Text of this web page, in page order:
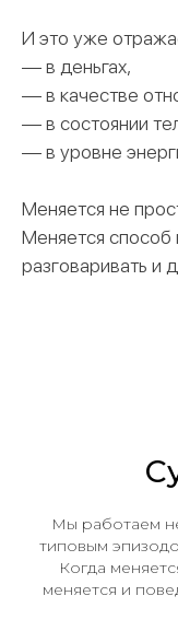
И это уже
— в деньгах,
— в качестве
— в состоянии
— в уровне
Меняется не
Меняется способ
разговаривать и
Мы работаем
типовым
Когда
меняется и